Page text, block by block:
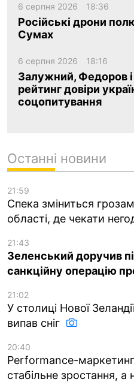
6 серпня 2026 18:36
Російські дрони
Сумах
6 серпня 2026 18:16
Залужний, Федоров
рейтинг довіри
соцопитування
Останні новини
21:59
Спека зміниться
області, де чекати
21:43
Зеленський доручив
санкційну операцію
21:02
У столиці Нової
випав сніг
20:40
Performance-
стабільне зростання, а